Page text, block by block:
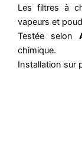
Les filtres à
vapeurs et
Testée selon
chimique.
Installation sur